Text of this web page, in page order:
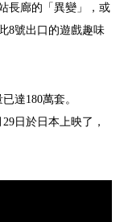
長廊的「異變」，或
8號出口的遊戲趣味
達180萬套。
日於日本上映了，